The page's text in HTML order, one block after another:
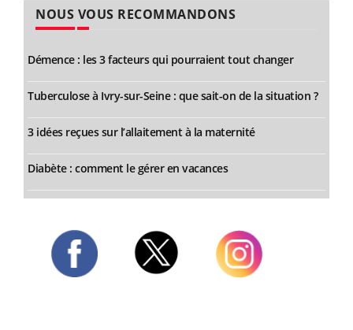
NOUS VOUS RECOMMANDONS
Démence : les 3 facteurs qui pourraient tout changer
Tuberculose à Ivry-sur-Seine : que sait-on de la situation ?
3 idées reçues sur l’allaitement à la maternité
Diabète : comment le gérer en vacances